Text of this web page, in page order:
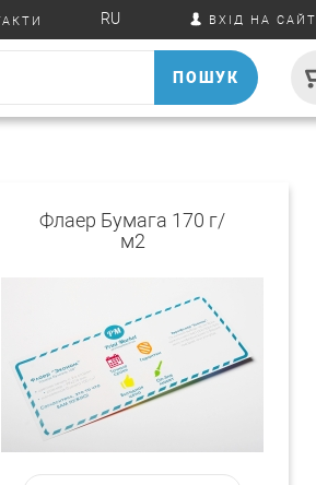
RU ВХІД НА САЙТ
ПОШУК
Флаер Бумага 170 г/
м2